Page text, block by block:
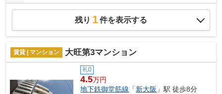
残り 1件を表示する
賃貸 | マンション 大旺第3マンション
礼0
4.5万円
地下鉄御堂筋線 「新大阪 」駅 徒歩8分